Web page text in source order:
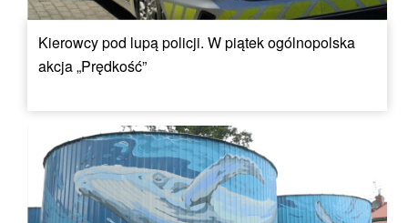
Kierowcy pod lupą policji. W piątek ogólnopolska
akcja „Prędkość”